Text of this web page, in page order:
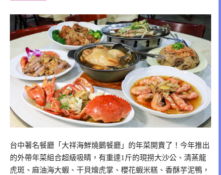
台中著名餐廳「大祥海鮮燒鵝餐廳」的年菜開賣了！今年推出
的外帶年菜組合超級吸睛，有重達1斤的現撈大沙公、清蒸龍
虎斑、麻油海大蝦、干貝燴虎掌、櫻花蝦米糕、香酥芋泥鴨，